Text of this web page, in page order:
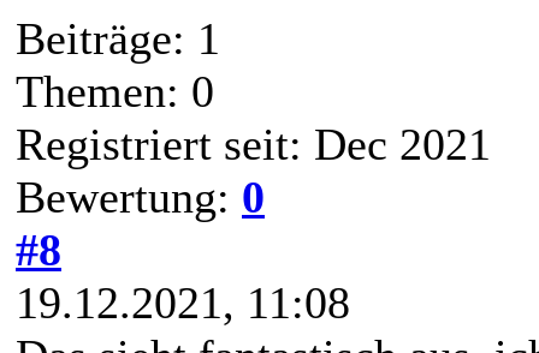
Beiträge: 1
Themen: 0
Registriert seit: Dec 2021
Bewertung: 0
#8
19.12.2021, 11:08